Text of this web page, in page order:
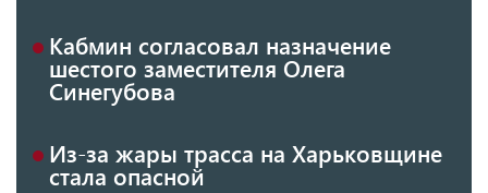
Кабмин согласовал назначение
шестого заместителя Олега
Синегубова
Из-за жары трасса на Харьковщине
стала опасной